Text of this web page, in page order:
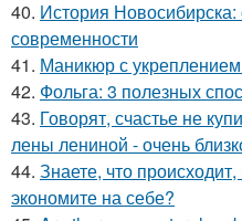
40. История
современности
41. Маникюр с
42. Фольга: 3 полезных
43. Говорят, счастье не
лены лениной - очень
44. Знаете, что
экономите на себе?